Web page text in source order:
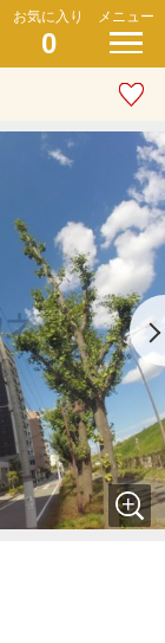
お気に入り
0
メニュー